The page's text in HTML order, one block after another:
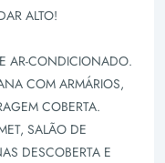
ALTO!
AR-CONDICIONADO.
COM ARMÁRIOS,
COBERTA.
SALÃO DE
DESCOBERTA E